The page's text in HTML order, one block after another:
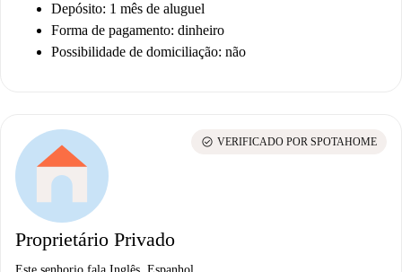
Depósito: 1 mês de aluguel
Forma de pagamento: dinheiro
Possibilidade de domiciliação: não
Proprietário Privado
check_circle VERIFICADO POR SPOTAHOME